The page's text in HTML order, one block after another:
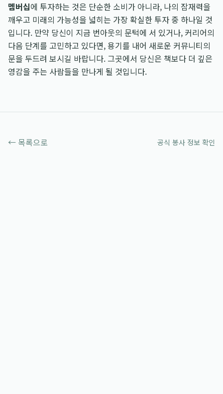
멤버십에 투자하는 것은 단순한 소비가 아니라, 나의 잠재력을
깨우고 미래의 가능성을 넓히는 가장 확실한 투자 중 하나일 것
입니다. 만약 당신이 지금 번아웃의 문턱에 서 있거나, 커리어의
다음 단계를 고민하고 있다면, 용기를 내어 새로운 커뮤니티의
문을 두드려 보시길 바랍니다. 그곳에서 당신은 책보다 더 깊은
영감을 주는 사람들을 만나게 될 것입니다.
← 목록으로 공식 봉사 정보 확인